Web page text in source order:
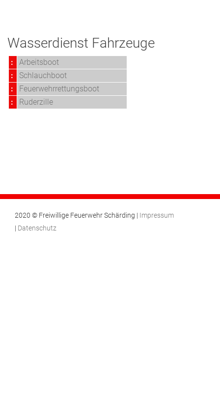
Wasserdienst Fahrzeuge
:
Arbeitsboot
:
Schlauchboot
:
Feuerwehrrettungsboot
:
Ruderzille
2020 © Freiwillige Feuerwehr Schärding | Impressum
| Datenschutz